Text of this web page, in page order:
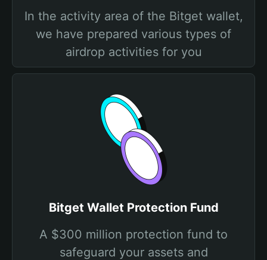
In the activity area of the Bitget wallet,
we have prepared various types of
airdrop activities for you
Bitget Wallet Protection Fund
A $300 million protection fund to
safeguard your assets and